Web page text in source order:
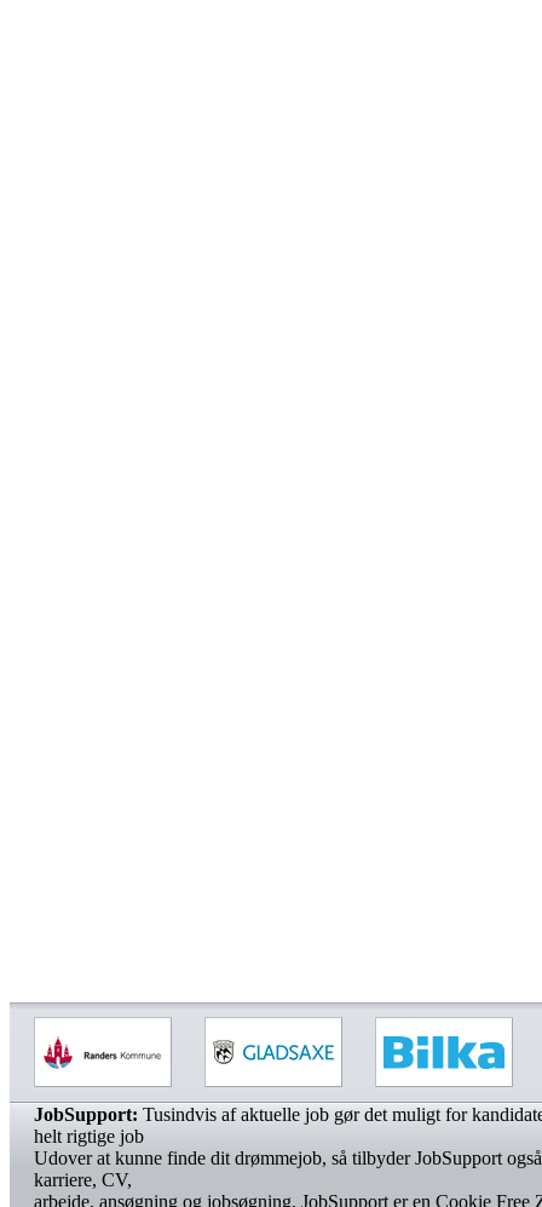
JobSupport: Tusindvis af aktuelle job gør det muligt for
helt rigtige job
Udover at kunne finde dit drømmejob, så tilbyder JobSupport
karriere, CV,
arbejde, ansøgning og jobsøgning. JobSupport er en Cookie Free